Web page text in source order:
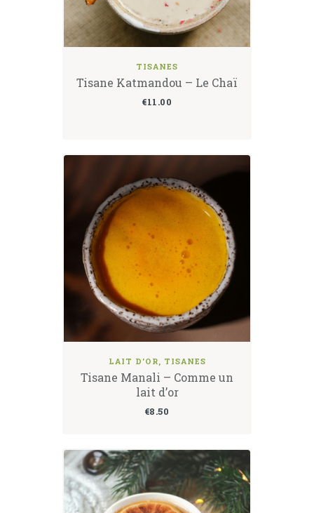
TISANES
Tisane Katmandou – Le Chaï
€11.00
LAIT D'OR, TISANES
Tisane Manali – Comme un
lait d’or
€8.50